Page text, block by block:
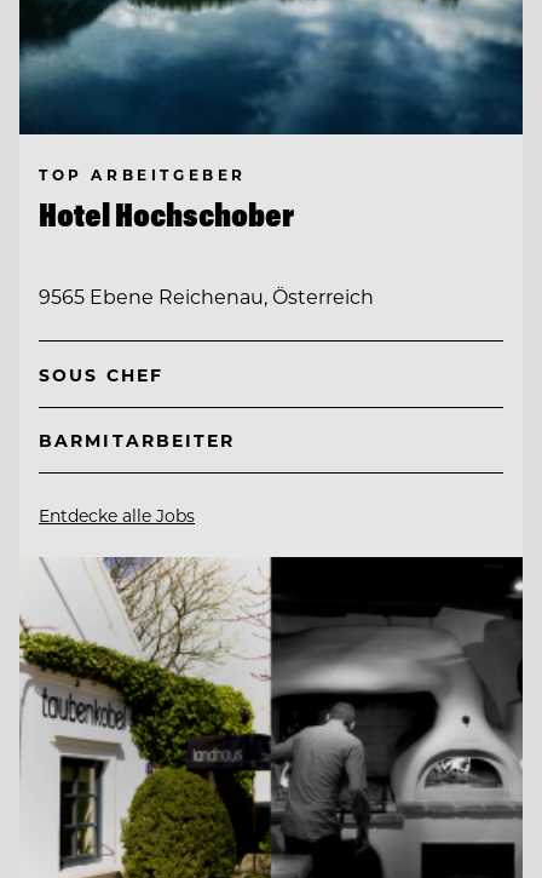
TOP ARBEITGEBER
Hotel Hochschober
9565 Ebene Reichenau, Österreich
SOUS CHEF
BARMITARBEITER
Entdecke alle Jobs